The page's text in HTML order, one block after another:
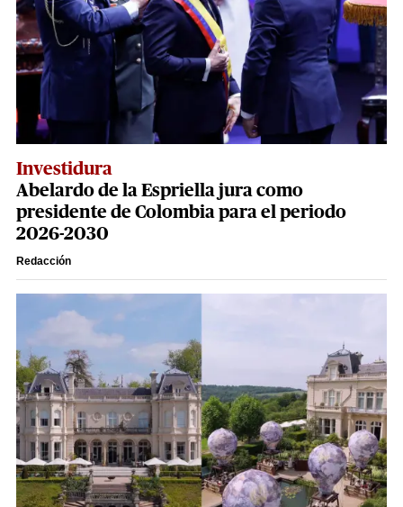
Investidura
Abelardo de la Espriella jura como
presidente de Colombia para el periodo
2026-2030
Redacción